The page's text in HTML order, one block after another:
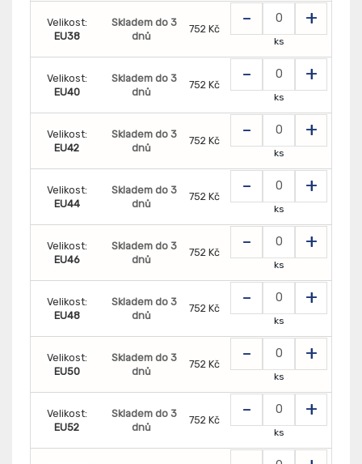
Velikost:
EU38
Skladem do 3
dnů
752 Kč - +
ks
Velikost:
EU40
Skladem do 3
dnů
752 Kč - +
ks
Velikost:
EU42
Skladem do 3
dnů
752 Kč - +
ks
Velikost:
EU44
Skladem do 3
dnů
752 Kč - +
ks
Velikost:
EU46
Skladem do 3
dnů
752 Kč - +
ks
Velikost:
EU48
Skladem do 3
dnů
752 Kč - +
ks
Velikost:
EU50
Skladem do 3
dnů
752 Kč - +
ks
Velikost:
EU52
Skladem do 3
dnů
752 Kč - +
ks